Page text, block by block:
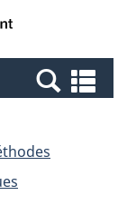
Canada
et